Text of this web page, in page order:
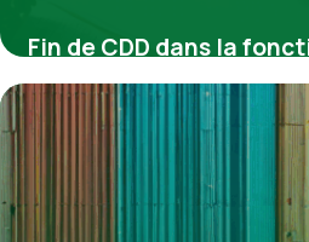
Fin de CDD dans la
prime et indemnités
4 juillet 2025